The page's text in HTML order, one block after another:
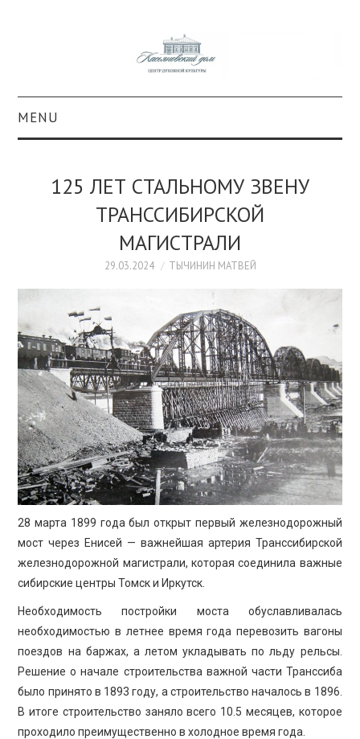
MENU
КОЛЛЕКЦИИ
ОБРАЗОВАНИЕ
ПРОСВЕЩЕНИЕ
125 ЛЕТ СТАЛЬНОМУ ЗВЕНУ
ТРАНССИБИРСКОЙ
МАГИСТРАЛИ
29.03.2024 ТЫЧИНИН МАТВЕЙ
28 марта 1899 года был открыт первый железнодорожный
мост через Енисей — важнейшая артерия Транссибирской
железнодорожной магистрали, которая соединила важные
сибирские центры Томск и Иркутск.
Необходимость постройки моста обуславливалась
необходимостью в летнее время года перевозить вагоны
поездов на баржах, а летом укладывать по льду рельсы.
Решение о начале строительства важной части Транссиба
было принято в 1893 году, а строительство началось в 1896.
В итоге строительство заняло всего 10.5 месяцев, которое
проходило преимущественно в холодное время года.